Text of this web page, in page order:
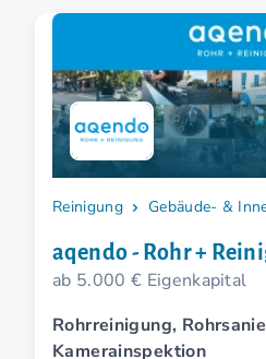
Reinigung Gebäude- &
aqendo - Rohr +
ab 5.000 € Eigenkapital
Rohrreinigung,
Kamerainspektion